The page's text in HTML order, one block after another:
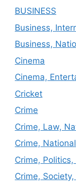
BUSINESS
Business,
Business,
Cinema
Cinema,
Cricket
Crime
Crime, Law,
Crime, National
Crime,
Crime,